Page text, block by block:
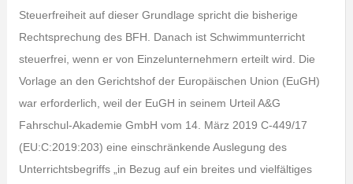
Steuerfreiheit auf dieser Grundlage spricht die bisherige
Rechtsprechung des BFH. Danach ist Schwimmunterricht
steuerfrei, wenn er von Einzelunternehmern erteilt wird. Die
Vorlage an den Gerichtshof der Europäischen Union (EuGH)
war erforderlich, weil der EuGH in seinem Urteil A&G
Fahrschul-Akademie GmbH vom 14. März 2019 C-449/17
(EU:C:2019:203) eine einschränkende Auslegung des
Unterrichtsbegriffs „in Bezug auf ein breites und vielfältiges